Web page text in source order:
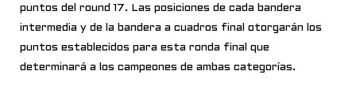
puntos del round 17. Las posiciones de cada bandera
intermedia y de la bandera a cuadros final otorgarán los
puntos establecidos para esta ronda final que
determinará a los campeones de ambas categorías.